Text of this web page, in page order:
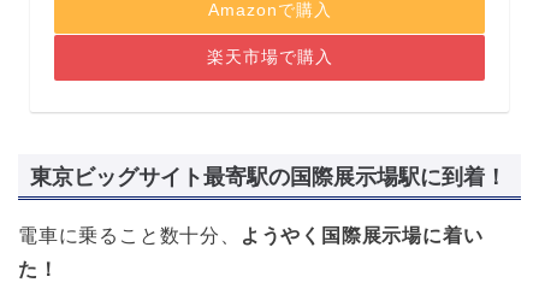
Amazonで購入
楽天市場で購入
東京ビッグサイト最寄駅の国際展示場駅に到着！
電車に乗ること数十分、
ようやく国際展示場に着い
た！